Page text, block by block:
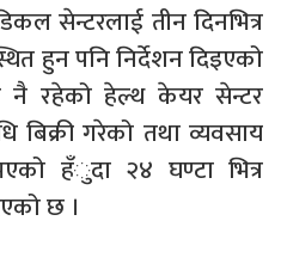
सेन्टरलाई तीन दिनभित्र
हुन पनि निर्देशन दिइएको
नै रहेको हेल्थ केयर सेन्टर
बिक्री गरेको तथा व्यवसाय
हँुदा २४ घण्टा भित्र
छ ।